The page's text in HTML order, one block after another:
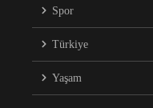
Spor
Türkiye
Yaşam